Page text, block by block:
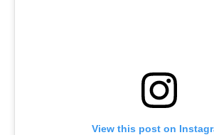
View this post on